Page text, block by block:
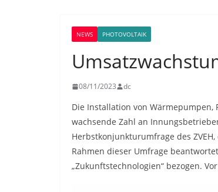
NEWS PHOTOVOLTAIK
08/11/2023 dc
Die Installation von Wärmepumpen,
wachsende Zahl an
Herbstkonjunkturumfrage des
Rahmen dieser Umfrage
„Zukunftstechnologien“ bezogen.